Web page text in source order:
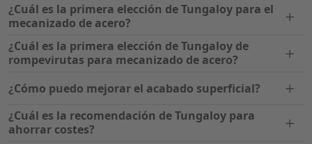
¿Cuál es la primera elección de Tungaloy para el
mecanizado de acero?
¿Cuál es la primera elección de Tungaloy de
rompevirutas para mecanizado de acero?
¿Cómo puedo mejorar el acabado superficial?
¿Cuál es la recomendación de Tungaloy para
ahorrar costes?